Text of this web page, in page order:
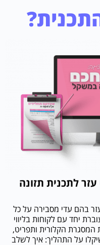
לתכנית תזונה
בהם עדי מסבירה על כל
יחד עם לקוחות בליווי
הקלורית ותפריט,
על התהליך: איך לשלב